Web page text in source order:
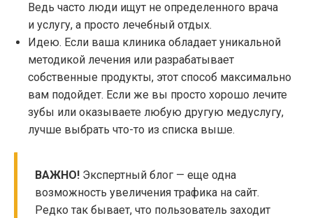
Ведь часто люди ищут не определенного врача
и услугу, а просто лечебный отдых.
Идею. Если ваша клиника обладает уникальной
методикой лечения или разрабатывает
собственные продукты, этот способ максимально
вам подойдет. Если же вы просто хорошо лечите
зубы или оказываете любую другую медуслугу,
лучше выбрать что-то из списка выше.
ВАЖНО! Экспертный блог — еще одна
возможность увеличения трафика на сайт.
Редко так бывает, что пользователь заходит